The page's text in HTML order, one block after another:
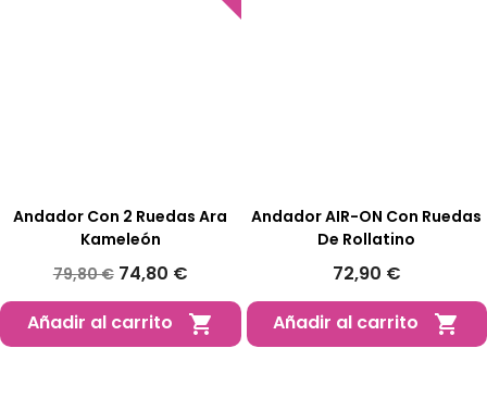
Andador Con 2 Ruedas Ara
Kameleón
79,80 € 74,80 €
Añadir al carrito

Andador AIR-ON Con Ruedas
De Rollatino
72,90 €
Añadir al carrito
